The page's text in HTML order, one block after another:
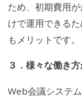
ため、初期費用
けで運用できる
もメリットです。
３．様々な働き
Web会議システ